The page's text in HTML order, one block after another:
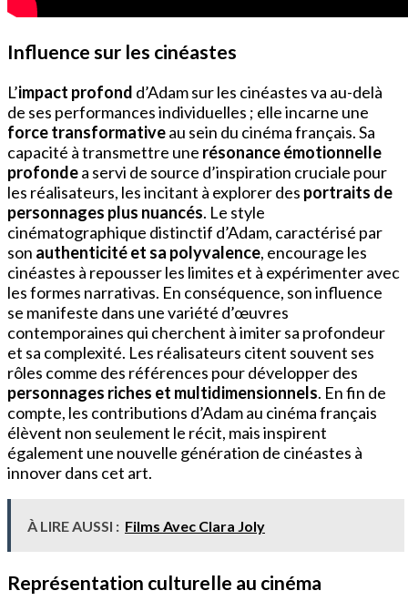
Influence sur les cinéastes
L’impact profond d’Adam sur les cinéastes va au-delà
de ses performances individuelles ; elle incarne une
force transformativeau sein du cinéma français. Sa
capacité à transmettre une résonance émotionnelle
profondea servi de source d’inspiration cruciale pour
les réalisateurs, les incitant à explorer des portraits de
personnages plus nuancés. Le style
cinématographique distinctif d’Adam, caractérisé par
son authenticité et sa polyvalence, encourage les
cinéastes à repousser les limites et à expérimenter avec
les formes narrativas. En conséquence, son influence
se manifeste dans une variété d’œuvres
contemporaines qui cherchent à imiter sa profondeur
et sa complexité. Les réalisateurs citent souvent ses
rôles comme des références pour développer des
personnages riches et multidimensionnels. En fin de
compte, les contributions d’Adam au cinéma français
élèvent non seulement le récit, mais inspirent
également une nouvelle génération de cinéastes à
innover dans cet art.
À LIRE AUSSI : Films Avec Clara Joly
Représentation culturelle au cinéma